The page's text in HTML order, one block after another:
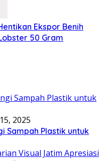
Ekspor Benih
50 Gram
2025
Sampah Plastik untuk